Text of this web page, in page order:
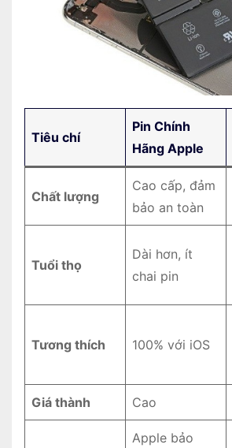
Tiêu chí
Pin Chính
Hãng Apple
Chất lượng
Cao cấp, đảm
bảo an toàn
Tuổi thọ
Dài hơn, ít
chai pin
Tương thích 100% với iOS
Giá thành Cao
Apple bảo